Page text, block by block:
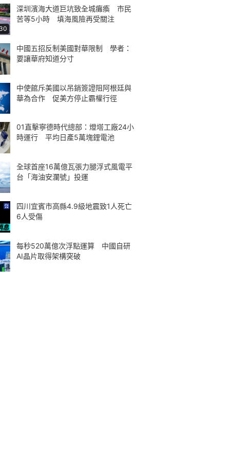
深圳濱海大道巨坑致全城癱瘓 市民
苦等5小時 填海風險再受關注
中國五招反制美國對華限制 學者：
要讓華府知道分寸
中使館斥美國以吊銷簽證阻阿根廷與
華為合作 促美方停止霸權行徑
01直擊寧德時代總部：燈塔工廠24小
時運行 平均日產5萬塊鋰電池
全球首座16萬億瓦張力腿浮式風電平
台「海油安瀾號」投運
四川宜賓市高縣4.9級地震致1人死亡
6人受傷
每秒520萬億次浮點運算 中國自研
AI晶片取得架構突破